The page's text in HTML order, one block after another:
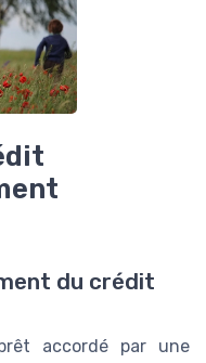
du crédit
accordé par une